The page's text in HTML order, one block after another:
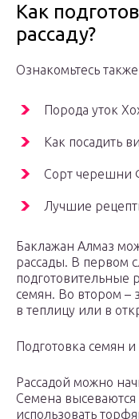
Как
рассаду?
Ознакомьтесь
Порода уток
Как посадить
Сорт черешни
Лучшие
Баклажан Алмаз
рассады. В первом
подготовительные
семян. Во втором –
в теплицу или в
Подготовка семян и
Рассадой можно
Семена
использовать